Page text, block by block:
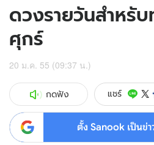
ดวงรายวันสำหรั
ศุกร์
20 ม.ค. 55 (09:37 น.)
กดฟัง แชร์
ตั้ง Sanook เป็นข่